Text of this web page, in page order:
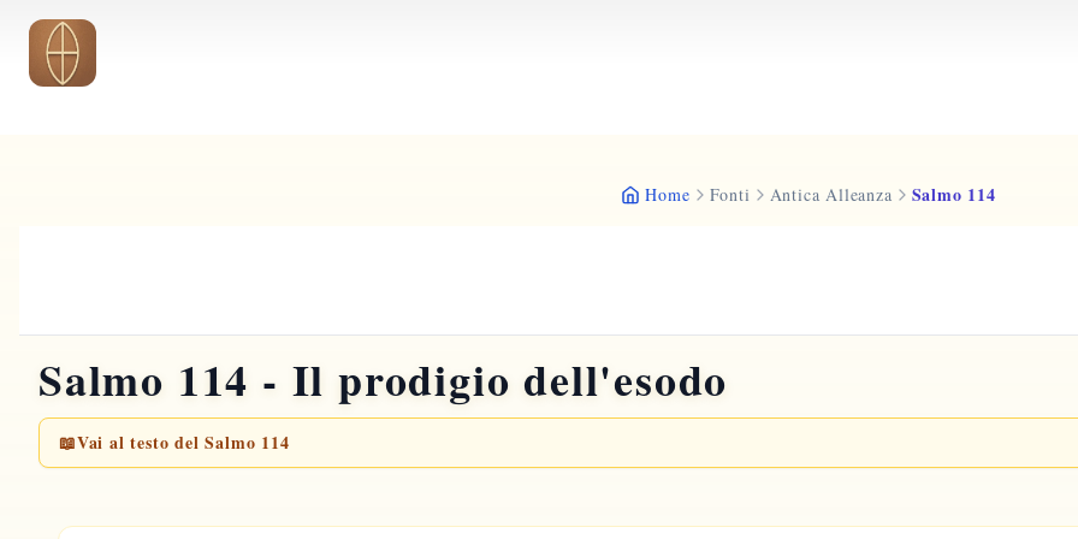
Vai al contenuto principale
Home Fonti Antica Alleanza Salmo 114
Salmo 114 - Il prodigio dell'esodo
📖Vai al testo del Salmo 114